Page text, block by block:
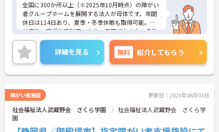
全国に300か所以上（※2025年10月時点）の障がい
者グループホームを展開する法人が母体です。年間
休日は114日あり、夏季・冬季休暇も取得可能。産
前産後・育児休暇制度もあり、子育て中の方も多数
活躍中で、ワークライフバランスを大切にしながら
働ける環境が整っています。研修制度や外部勉強会
の受講支援もあり、スキルアップもしっかりサポー
ト。将来的には管理者やエリアマネージャーへのキ
ャリアアップも目指せます。20代から60代まで幅広
の職場です。介護経験を活かしたい方、福祉の資格
をお持ちの方、安定した法人でキャリアを築きたい
方におすすめです。
★おすすめPOINT★
詳細を見る 無料 紹介してもらう
障がい者施設 更新日：2026年06月03日
社会福祉法人武蔵野会 さくら学園
社会福祉法人武蔵野会 さくら学
園